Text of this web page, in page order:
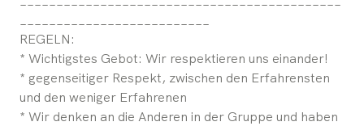
REGELN:
* Wichtigstes Gebot: Wir respektieren uns einander!
* gegenseitiger Respekt, zwischen den Erfahrensten
und den weniger Erfahrenen
* Wir denken an die Anderen in der Gruppe und haben